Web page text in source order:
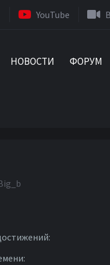
YouTube
НОВОСТИ ФОРУМ